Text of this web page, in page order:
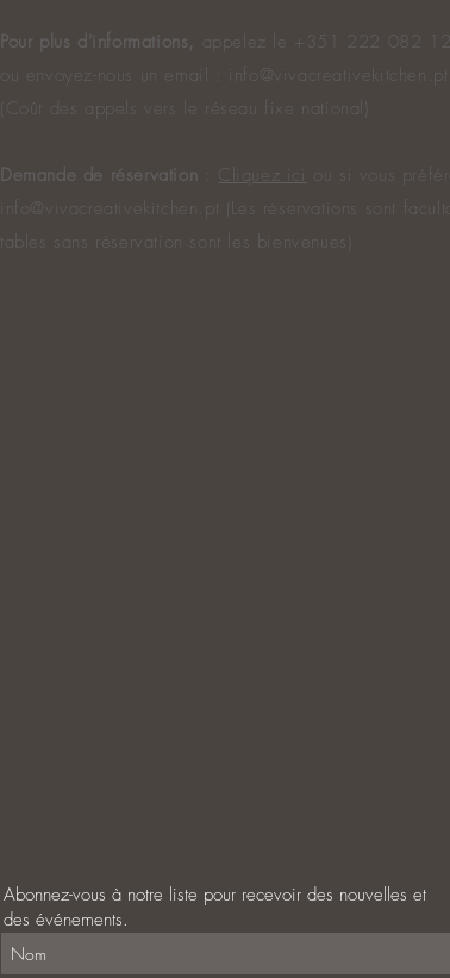
Pour plus d'informations,
appelez le +351 222 082 126
ou envoyez-nous un email : info@vivacreativekitchen.pt
(Coût des appels vers le réseau fixe national)
Demande de réservation Cliquez ici
ou si vous
info@vivacreativekitchen.pt (Les réservations sont
tables sans réservation sont les bienvenues)
Abonnez-vous à notre liste pour recevoir des nouvelles et
des événements.